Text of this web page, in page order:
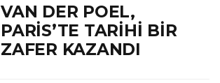
VAN DER POEL,
PARIS’TE TARIHI BIR
ZAFER KAZANDI